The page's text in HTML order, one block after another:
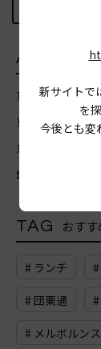
AREA エ
京都市北区 京
京都市東山区
京都市右京区
城陽市
TAG おす
# ランチ
# 団栗通
# メルボルン
新サイトで
を
今後とも変